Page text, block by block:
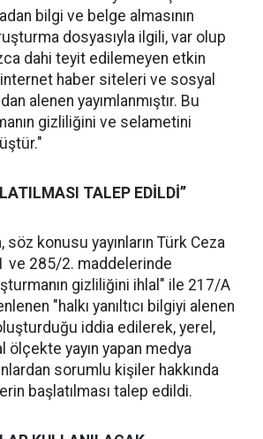
bilgi ve belge almasının
dosyasıyla ilgili, var olup
dahi teyit edilemeyen etkin
haber siteleri ve sosyal
alenen yayımlanmıştır. Bu
gizliliğini ve selametini
TALEP EDİLDİ’’
konusu yayınların Türk Ceza
ve 285/2. maddelerinde
gizliliğini ihlal" ile 217/A
"halkı yanıltıcı bilgiyi alenen
iddia edilerek, yerel,
ölçekte yayın yapan medya
sorumlu kişiler hakkında
başlatılması talep edildi.